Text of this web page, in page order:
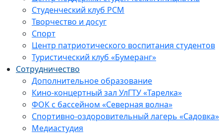
Студенческий клуб РСМ
Творчество и досуг
Спорт
Центр патриотического воспитания студентов
Туристический клуб «Бумеранг»
Сотрудничество
Дополнительное образование
Кино-концертный зал УлГТУ «Тарелка»
ФОК с бассейном «Северная волна»
Спортивно-оздоровительный лагерь «Садовка»
Медиастудия